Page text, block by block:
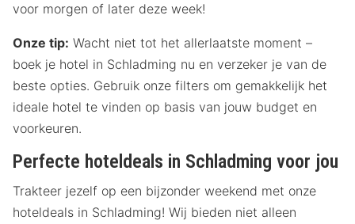
voor morgen of later deze week!
Onze tip: Wacht niet tot het allerlaatste moment –
boek je hotel in Schladming nu en verzeker je van de
beste opties. Gebruik onze filters om gemakkelijk het
ideale hotel te vinden op basis van jouw budget en
voorkeuren.
Perfecte hoteldeals in Schladming voor jou
Trakteer jezelf op een bijzonder weekend met onze
hoteldeals in Schladming! Wij bieden niet alleen